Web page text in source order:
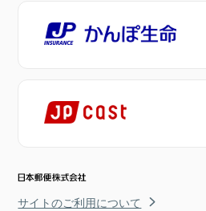
サイトのご利用について